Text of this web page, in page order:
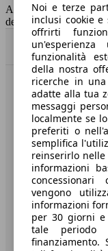
AutoScout24 non si
dei dati.
Benvenuti su
Società
A proposito
Stampa
Media
Condizioni
Noi e terze
inclusi cookie
offrirti
funzionalità
della nostra
ricerche in
adatte alla tua
messaggi
localmente se
preferiti o
semplifica
reinserirlo nelle
informazioni
concessionari
vengono
informazioni
per 30 giorni e
tale periodo
finanziamento.